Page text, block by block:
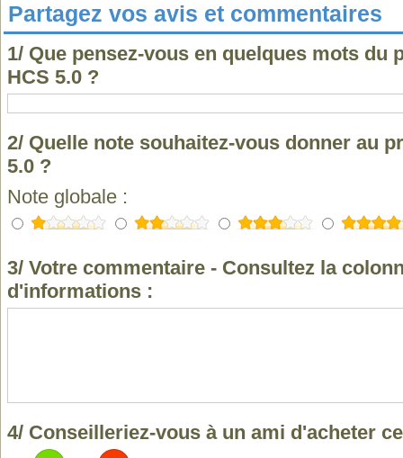
Partagez vos avis et commentaires
1/ Que pensez-vous en quelques mots du
HCS 5.0 ?
2/ Quelle note souhaitez-vous donner au
5.0 ?
Note globale :
3/ Votre commentaire - Consultez la
d'informations :
4/ Conseilleriez-vous à un ami d'acheter